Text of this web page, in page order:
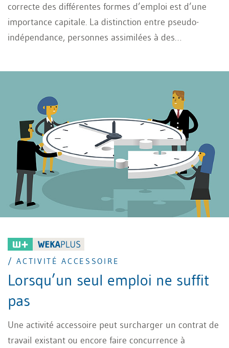
correcte des différentes formes d’emploi est d’une
importance capitale. La distinction entre pseudo-
indépendance, personnes assimilées à des
une mauvaise classification peut comporter des
risques juridiques et financiers considérables pour
l’entreprise.
/ ACTIVITÉ ACCESSOIRE
Lorsqu’un seul emploi ne suffit
pas
Une activité accessoire peut surcharger un contrat de
travail existant ou encore faire concurrence à